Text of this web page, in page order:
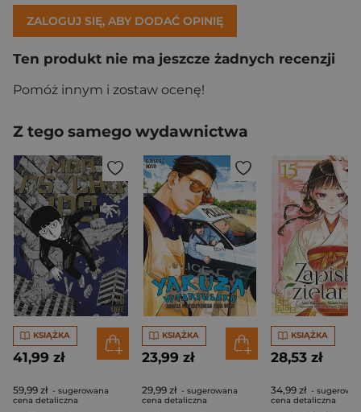
ZALOGUJ SIĘ, ABY DODAĆ OPINIĘ
Ten produkt nie ma jeszcze żadnych recenzji
Pomóż innym i zostaw ocenę!
Z tego samego wydawnictwa
KSIĄŻKA
41,99 zł
59,99 zł - sugerowana
cena detaliczna
KSIĄŻKA
23,99 zł
29,99 zł - sugerowana
cena detaliczna
KSIĄŻKA
28,53 zł
34,99 zł -
cena detaliczna